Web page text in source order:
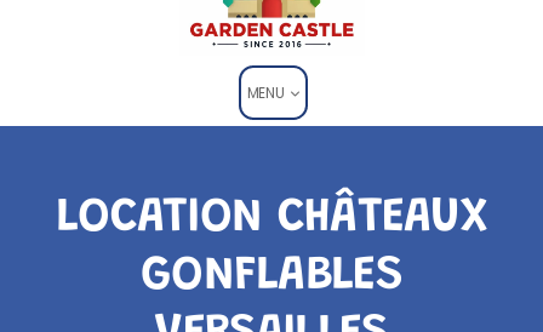
MENU
LOCATION CHÂTEAUX
GONFLABLES